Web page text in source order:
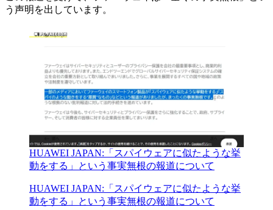
う声明を出しています。
HUAWEI JAPAN:「スパイウェアに似たような挙
動をする」という事実無根の報道について
HUAWEI JAPAN:「スパイウェアに似たような挙
動をする」という事実無根の報道について